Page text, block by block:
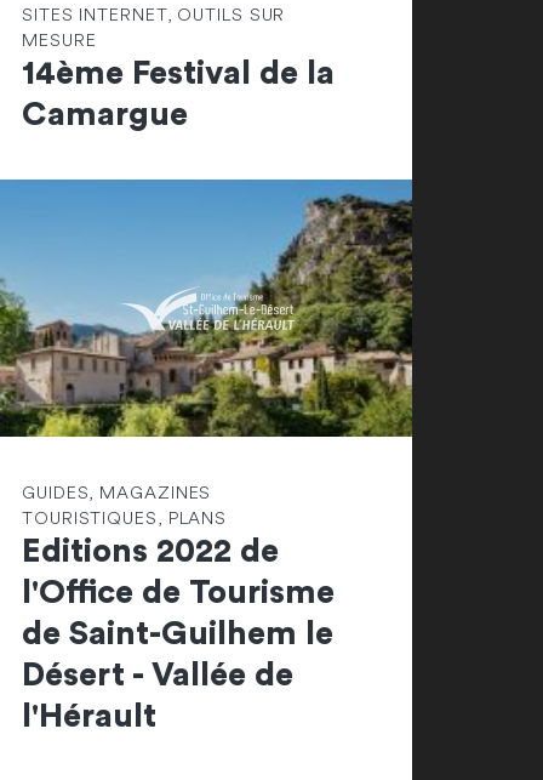
SITES INTERNET, OUTILS SUR
MESURE
14ème Festival de la
Camargue
GUIDES, MAGAZINES
TOURISTIQUES, PLANS
Editions 2022 de
l'Office de Tourisme
de Saint-Guilhem le
Désert - Vallée de
l'Hérault